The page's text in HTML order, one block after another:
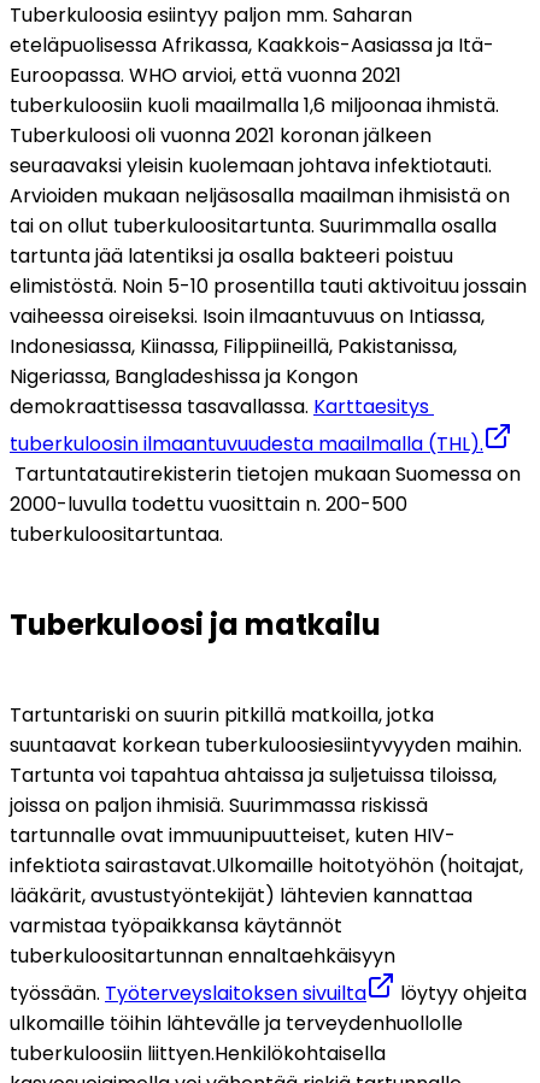
Tuberkuloosia esiintyy paljon mm. Saharan
eteläpuolisessa Afrikassa, Kaakkois-Aasiassa ja Itä-
Euroopassa. WHO arvioi, että vuonna 2021
tuberkuloosiin kuoli maailmalla 1,6 miljoonaa ihmistä.
Tuberkuloosi oli vuonna 2021 koronan jälkeen
seuraavaksi yleisin kuolemaan johtava infektiotauti.
Arvioiden mukaan neljäsosalla maailman ihmisistä on
tai on ollut tuberkuloositartunta. Suurimmalla osalla
tartunta jää latentiksi ja osalla bakteeri poistuu
elimistöstä. Noin 5-10 prosentilla tauti aktivoituu jossain
vaiheessa oireiseksi. Isoin ilmaantuvuus on Intiassa,
Indonesiassa, Kiinassa, Filippiineillä, Pakistanissa,
Nigeriassa, Bangladeshissa ja Kongon
demokraattisessa tasavallassa. Karttaesitys
tuberkuloosin ilmaantuvuudesta maailmalla (THL).
Tartuntatautirekisterin tietojen mukaan Suomessa on
2000-luvulla todettu vuosittain n. 200-500
tuberkuloositartuntaa.
Tuberkuloosi ja matkailu
Tartuntariski on suurin pitkillä matkoilla, jotka
suuntaavat korkean tuberkuloosiesiintyvyyden maihin.
Tartunta voi tapahtua ahtaissa ja suljetuissa tiloissa,
joissa on paljon ihmisiä. Suurimmassa riskissä
tartunnalle ovat immuunipuutteiset, kuten HIV-
infektiota sairastavat.Ulkomaille hoitotyöhön (hoitajat,
lääkärit, avustustyöntekijät) lähtevien kannattaa
varmistaa työpaikkansa käytännöt
tuberkuloositartunnan ennaltaehkäisyyn
työssään. Työterveyslaitoksen sivuilta
löytyy ohjeita
ulkomaille töihin lähtevälle ja terveydenhuollolle
tuberkuloosiin liittyen.Henkilökohtaisella